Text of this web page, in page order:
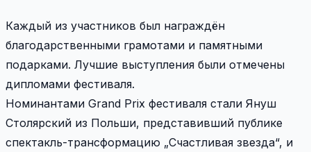
Каждый из участников был награждён
благодарственными грамотами и памятными
подарками. Лучшие выступления были отмечены
дипломами фестиваля.
Номинантами Grand Prix фестиваля стали Януш
Столярский из Польши, представивший публике
спектакль-трансформацию „Счастливая звезда“, и